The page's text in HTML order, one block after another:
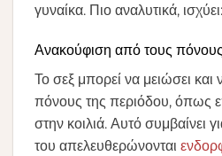
γυναίκα. Πιο αναλυτικά, ισχύει:
Ανακούφιση από τους
Το σεξ μπορεί να μειώσει και
πόνους της περιόδου, όπως
στην κοιλιά. Αυτό συμβαίνει
του απελευθερώνονται